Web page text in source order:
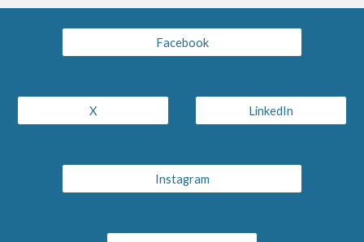
Facebook
X LinkedIn
Instagram